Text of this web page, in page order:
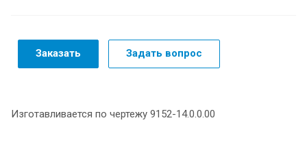
Заказать Задать вопрос
Изготавливается по чертежу 9152-14.0.0.00